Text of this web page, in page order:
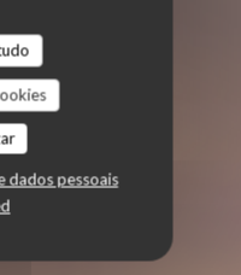
dados pessoais